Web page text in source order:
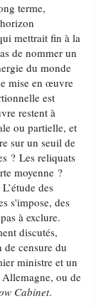
terme,
mettrait fin à la
de nommer un
du monde
mise en œuvre
est
restent à
ou partielle, et
sur un seuil de
? Les reliquats
moyenne ?
des
s'impose, des
à exclure.
discutés,
de censure du
ministre et un
ou de
Cabinet.